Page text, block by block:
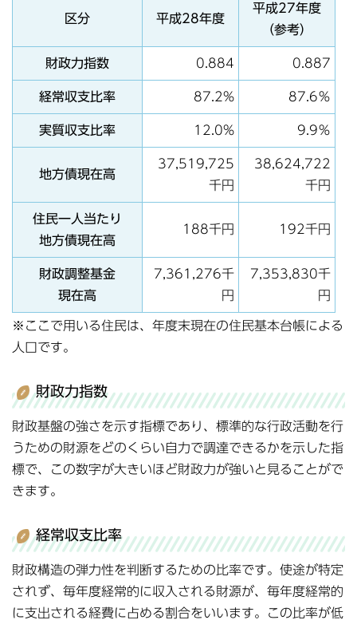
区分 平成28年度
平成27年度
（参考）
財政力指数 0.884 0.887
経常収支比率 87.2% 87.6％
実質収支比率 12.0% 9.9％
地方債現在高
37,519,725
千円
38,624,722
千円
住民一人当たり
地方債現在高
188千円 192千円
財政調整基金
現在高
7,361,276千
円
7,353,830千
円
※ここで用いる住民は、年度末現在の住民基本台帳による
人口です。
財政力指数
財政基盤の強さを示す指標であり、標準的な行政活動を行
うための財源をどのくらい自力で調達できるかを示した指
標で、この数字が大きいほど財政力が強いと見ることがで
きます。
経常収支比率
財政構造の弾力性を判断するための比率です。使途が特定
されず、毎年度経常的に収入される財源が、毎年度経常的
に支出される経費に占める割合をいいます。この比率が低